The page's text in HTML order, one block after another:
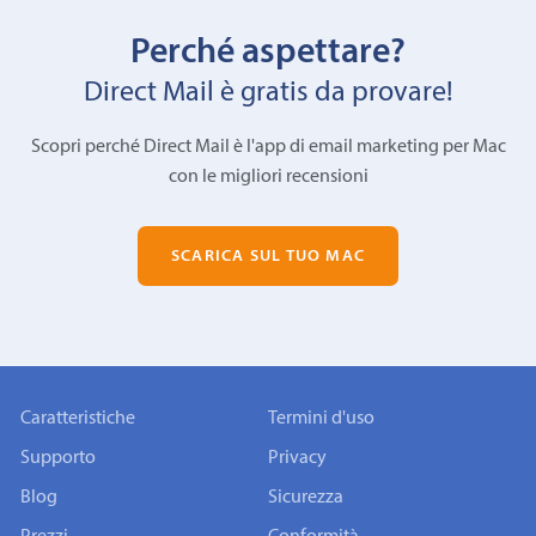
Perché aspettare?
Direct Mail è gratis da provare!
Scopri perché Direct Mail è l'app di email marketing per Mac
con le migliori recensioni
SCARICA SUL TUO MAC
Caratteristiche
Supporto
Blog
Termini d'uso
Privacy
Sicurezza